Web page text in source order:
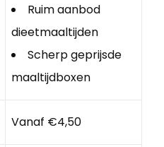
Ruim aanbod
dieetmaaltijden
Scherp geprijsde
maaltijdboxen
Vanaf €4,50